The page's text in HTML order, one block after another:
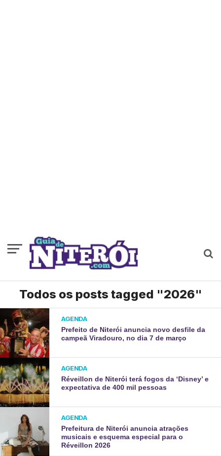
Todos os posts tagged "2026"
AGENDA
Prefeito de Niterói anuncia novo desfile da
campeã Viradouro, no dia 7 de março
AGENDA
Réveillon de Niterói terá fogos da ‘Disney’ e
expectativa de 400 mil pessoas
AGENDA
Prefeitura de Niterói anuncia atrações
musicais e esquema especial para o
Réveillon 2026